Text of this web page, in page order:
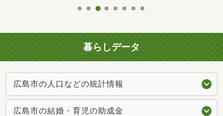
暮らしデータ
広島市の人口などの統計情報
広島市の結婚・育児の助成金